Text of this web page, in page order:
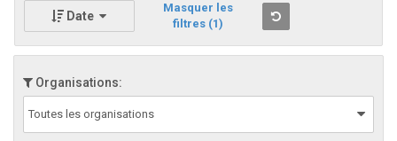
Date
Masquer les
filtres (1)
Organisations:
Toutes les organisations